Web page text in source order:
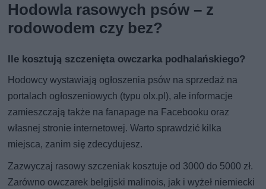
Hodowla rasowych psów – z
rodowodem czy bez?
Ile kosztują szczenięta owczarka podhalańskiego?
Hodowcy wystawiają ogłoszenia psów na sprzedaż na
portalach ogłoszeniowych (typu olx.pl), ale informacje
zamieszczają także na fanapage na Facebooku oraz
własnej stronie internetowej. Warto sprawdzić kilka
miejsca, zanim się zdecydujesz.
Zazwyczaj rasowy szczeniak kosztuje od 3000 do 5000 zł.
Zarówno owczarek belgijski malinois, jak i wyżeł niemiecki